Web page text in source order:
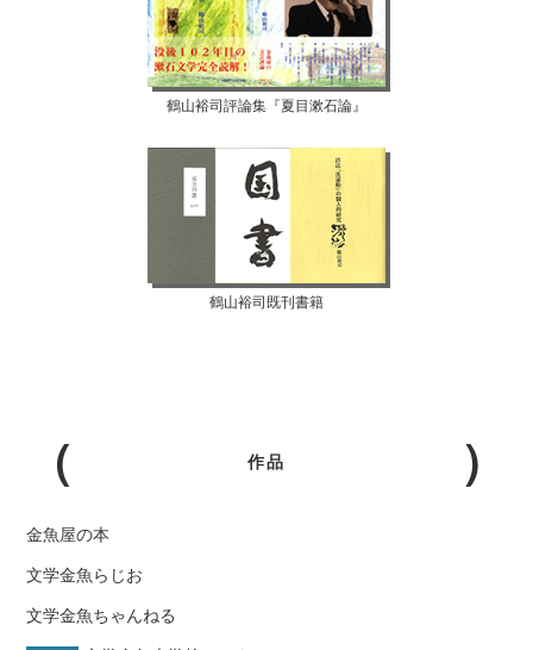
鶴山裕司評論集『夏目漱石論』
鶴山裕司既刊書籍
作品
金魚屋の本
文学金魚らじお
文学金魚ちゃんねる